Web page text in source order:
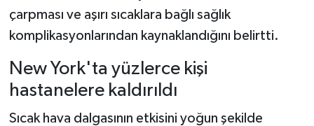
çarpması ve aşırı sıcaklara bağlı sağlık
komplikasyonlarından kaynaklandığını belirtti.
New York'ta yüzlerce kişi
hastanelere kaldırıldı
Sıcak hava dalgasının etkisini yoğun şekilde